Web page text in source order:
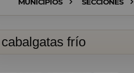
cabalgatas frío